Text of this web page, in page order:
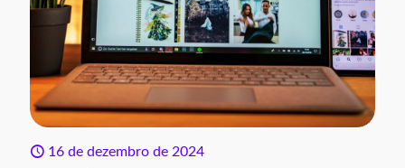
16 de dezembro de 2024